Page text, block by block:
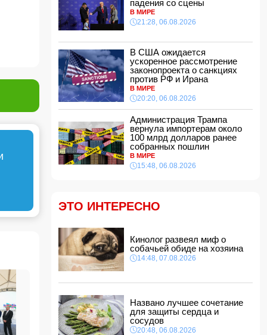
Звезда сборной Испании перейдет в
«Барселону»
ВС РФ поразили три судна с грузами для
ВСУ в Черном море
11:28, 07.08.2026
Во Флориде мужчина поймал 96 питонов и
выиграл 10 тысяч долларов
11:24, 07.08.2026
Том Холланд и Зендея тайно поженились
11:22, 07.08.2026
Трагедия в Тертере: пожилые супруги стали
жертвами поджога
11:16, 07.08.2026
В Бейлаганском районе продолжаются поиски
утонувшего в канале молодого мужчины
11:08, 07.08.2026
Трамп подписал указ о запрете "родильного
туризма" в США
11:00, 07.08.2026
Euractiv: Исландия попросила Брюссель не
вмешиваться в референдум по вопросу
членства в ЕС
10:48, 07.08.2026
падения со сцены
В МИРЕ
21:28, 06.08.2026
В США ожидается
ускоренное рассмотрение
законопроекта о санкциях
против РФ и Ирана
В МИРЕ
20:20, 06.08.2026
Администрация Трампа
вернула импортерам около
100 млрд долларов ранее
собранных пошлин
В МИРЕ
15:48, 06.08.2026
ЭТО ИНТЕРЕСНО
Кинолог развеял миф о
собачьей обиде на хозяина
14:48, 07.08.2026
Названо лучшее сочетание
для защиты сердца и
сосудов
20:48, 06.08.2026